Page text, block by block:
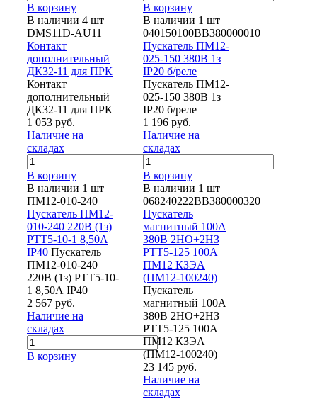
В корзину
В корзину
В наличии 4 шт
DMS11D-AU11
Контакт
дополнительный
ДК32-11 для ПРК
Контакт
дополнительный
ДК32-11 для ПРК
1 053 руб.
Наличие на
складах
В корзину
В наличии 1 шт
040150100ВВ380000010
Пускатель ПМ12-
025-150 380В 1з
IP20 б/реле
Пускатель ПМ12-
025-150 380В 1з
IP20 б/реле
1 196 руб.
Наличие на
складах
В корзину
В наличии 1 шт
ПМ12-010-240
Пускатель ПМ12-
010-240 220В (1з)
РТТ5-10-1 8,50А
IP40 Пускатель
ПМ12-010-240
220В (1з) РТТ5-10-
1 8,50А IP40
2 567 руб.
Наличие на
складах
В корзину
В наличии 1 шт
068240222ВВ380000320
Пускатель
магнитный 100А
380В 2НО+2НЗ
РТТ5-125 100А
ПМ12 КЗЭА
(ПМ12-100240)
Пускатель
магнитный 100А
380В 2НО+2НЗ
РТТ5-125 100А
ПМ12 КЗЭА
(ПМ12-100240)
23 145 руб.
Наличие на
складах